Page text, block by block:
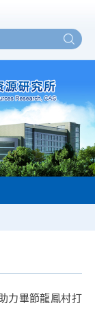
力畢節龍鳳村打